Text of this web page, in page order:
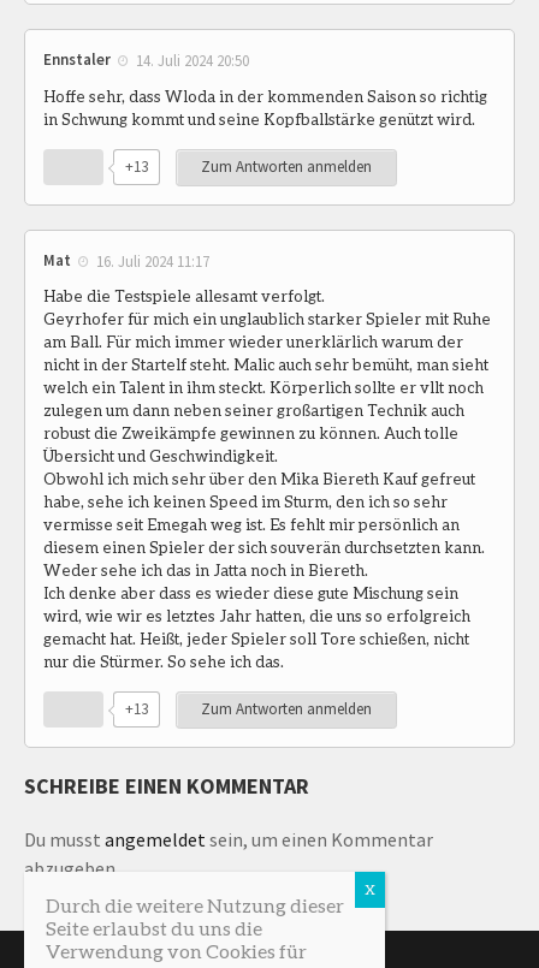
Ennstaler 14. Juli 2024 20:50
Hoffe sehr, dass Wloda in der kommenden Saison so richtig
in Schwung kommt und seine Kopfballstärke genützt wird.
+13 Zum Antworten anmelden
Mat 16. Juli 2024 11:17
Habe die Testspiele allesamt verfolgt.
Geyrhofer für mich ein unglaublich starker Spieler mit Ruhe
am Ball. Für mich immer wieder unerklärlich warum der
nicht in der Startelf steht. Malic auch sehr bemüht, man sieht
welch ein Talent in ihm steckt. Körperlich sollte er vllt noch
zulegen um dann neben seiner großartigen Technik auch
robust die Zweikämpfe gewinnen zu können. Auch tolle
Übersicht und Geschwindigkeit.
Obwohl ich mich sehr über den Mika Biereth Kauf gefreut
habe, sehe ich keinen Speed im Sturm, den ich so sehr
vermisse seit Emegah weg ist. Es fehlt mir persönlich an
diesem einen Spieler der sich souverän durchsetzten kann.
Weder sehe ich das in Jatta noch in Biereth.
Ich denke aber dass es wieder diese gute Mischung sein
wird, wie wir es letztes Jahr hatten, die uns so erfolgreich
gemacht hat. Heißt, jeder Spieler soll Tore schießen, nicht
nur die Stürmer. So sehe ich das.
+13 Zum Antworten anmelden
SCHREIBE EINEN KOMMENTAR
Du musst angemeldetsein, um einen Kommentar
abzugeben.
Durch die weitere Nutzung dieser
Seite erlaubst du uns die
Verwendung von Cookies für